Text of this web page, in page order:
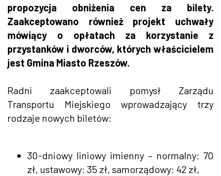
propozycja obniżenia cen za bilety.
Zaakceptowano również projekt uchwały
mówiący o opłatach za korzystanie z
przystanków i dworców, których właścicielem
jest Gmina Miasto Rzeszów.
Radni zaakceptowali pomysł Zarządu
Transportu Miejskiego wprowadzający trzy
rodzaje nowych biletów:
30-dniowy liniowy imienny – normalny: 70
zł, ustawowy: 35 zł, samorządowy: 42 zł,